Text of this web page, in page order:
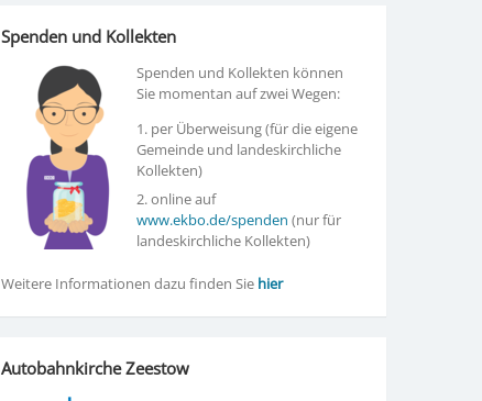
Spenden und Kollekten
Spenden und Kollekten können
Sie momentan auf zwei Wegen:
1. per Überweisung (für die eigene
Gemeinde und landeskirchliche
Kollekten)
2. online auf
www.ekbo.de/spenden (nur für
landeskirchliche Kollekten)
Weitere Informationen dazu finden Sie hier
Autobahnkirche Zeestow